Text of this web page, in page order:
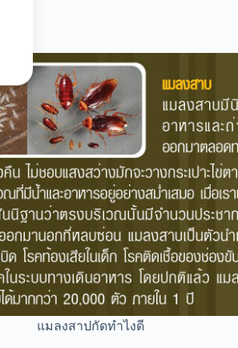
แมลงสาปกัดทำไงดี